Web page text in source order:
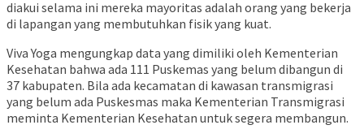
diakui selama ini mereka mayoritas adalah orang yang bekerja
di lapangan yang membutuhkan fisik yang kuat.
Viva Yoga mengungkap data yang dimiliki oleh Kementerian
Kesehatan bahwa ada 111 Puskemas yang belum dibangun di
37 kabupaten. Bila ada kecamatan di kawasan transmigrasi
yang belum ada Puskesmas maka Kementerian Transmigrasi
meminta Kementerian Kesehatan untuk segera membangun.